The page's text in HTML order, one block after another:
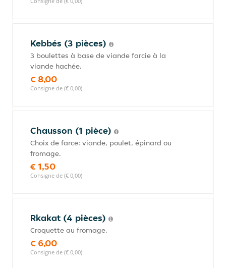
Kebbés (3 pièces)
3 boulettes à base de viande farcie à la
viande hachée.
€ 8,00
Consigne de (€ 0,00)
Chausson (1 pièce)
Choix de farce: viande, poulet, épinard ou
fromage.
€ 1,50
Consigne de (€ 0,00)
Rkakat (4 pièces)
Croquette au fromage.
€ 6,00
Consigne de (€ 0,00)